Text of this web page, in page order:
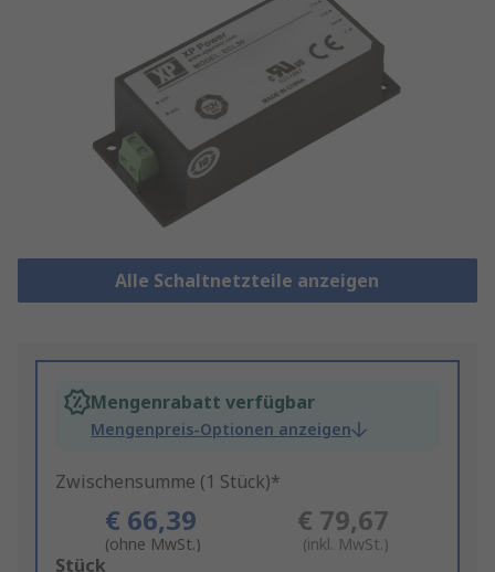
Alle Schaltnetzteile anzeigen
Mengenrabatt verfügbar
Mengenpreis-Optionen anzeigen
Zwischensumme (1 Stück)*
€ 66,39
(ohne MwSt.)
€ 79,67
(inkl. MwSt.)
Add
Stück